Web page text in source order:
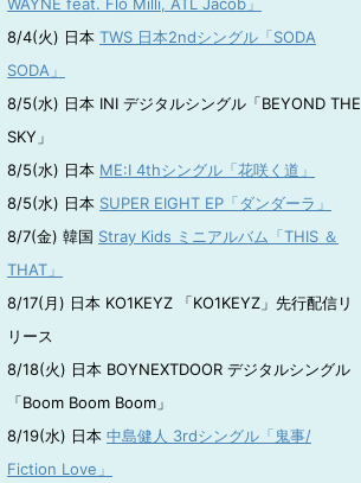
8/4(火) 日本 TWS 日本2ndシングル「SODA
SODA」
8/5(水) 日本 INI デジタルシングル「BEYOND THE
SKY」
8/5(水) 日本 ME:I 4thシングル「花咲く道」
8/5(水) 日本 SUPER EIGHT EP「ダンダーラ」
8/7(金) 韓国 Stray Kids ミニアルバム「THIS ＆
THAT」
8/17(月) 日本 KO1KEYZ 「KO1KEYZ」先行配信リ
リース
8/18(火) 日本 BOYNEXTDOOR デジタルシングル
「Boom Boom Boom」
8/19(水) 日本 中島健人 3rdシングル「鬼事/
Fiction Love」